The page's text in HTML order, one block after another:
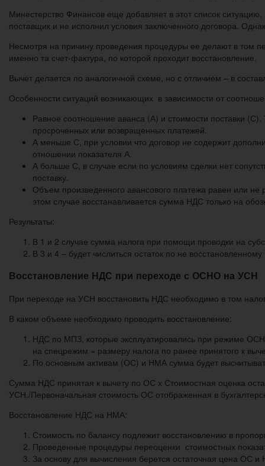
Минестерство Финансов еще добавляет в этот список
поставщик и не исполнил условия заключенного договора.
Несмотря на причину проведения процедуры ее делают в том
именно та счет-фактура, по которой проходит восстановление.
Вычет делается по аналогичной схеме, но с отличием – в
Особенности ситуаций возникающих в зависимости от
Равное соотношение аванса (А) и стоимости поставки
просроченных или возвращенных платежей.
А меньше С, при условии что договор не содержит
отношении показателя А.
А больше С, в случае если по условиям сделки нет
поставку.
Объем произведенного авансового платежа равен или не
этом случае восстанавливается сумма НДС только на
Результаты:
В 1 и 2 случае сумма налога при помощи проводки на
В 3 и 4 – будет числиться остаток по не
Восстановление НДС при переходе с ОСНО на УСН
При переходе на УСН восстановить НДС необходимо в том
В каком объеме необходимо проводить восстановление:
НДС по МПЗ, которые эксплуатировались при режиме
на спецрежим = размеру налога по ранее принятого к
По основным активам (ОС) и НМА сумма будет
Сумма НДС принятая к вычету по ОС х Стоимостная оценка
УСН./Первоначальная стоимость ОС отображенная в
Восстановление НДС на НМА:
Стоимость по балансу подлежит восстановлению в
Проведенные процедуры переоценки стоимостных
За основу для вычисления берется остаточная цена ОС